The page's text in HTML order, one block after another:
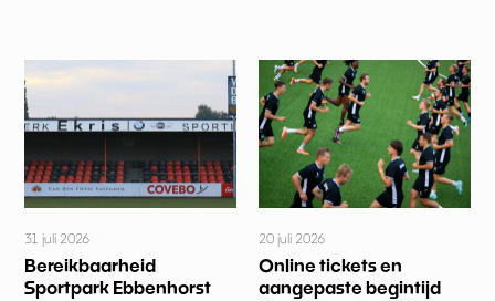
31 juli 2026
Bereikbaarheid
Sportpark Ebbenhorst
20 juli 2026
Online tickets en
aangepaste begintijd